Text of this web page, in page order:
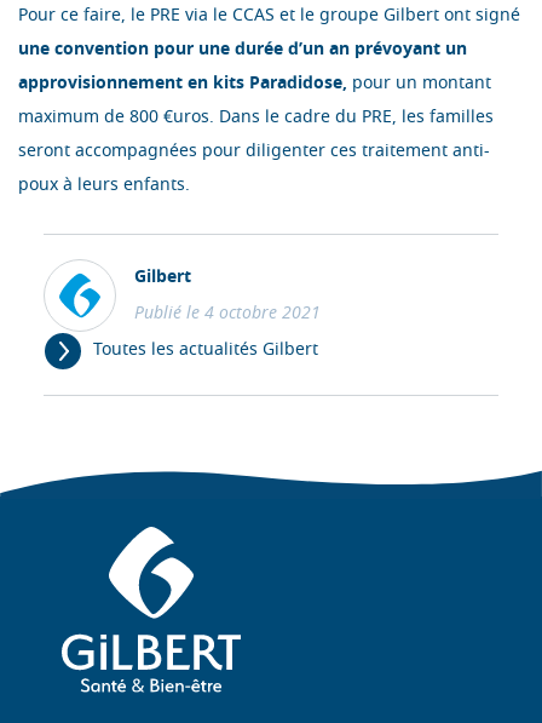
Pour ce faire, le PRE via le CCAS et le groupe Gilbert ont signé
une convention pour une durée d’un an prévoyant un
approvisionnement en kits Paradidose, pour un montant
maximum de 800 €uros. Dans le cadre du PRE, les familles
seront accompagnées pour diligenter ces traitement anti-
poux à leurs enfants.
Gilbert
Publié le 4 octobre 2021
Toutes les actualités Gilbert